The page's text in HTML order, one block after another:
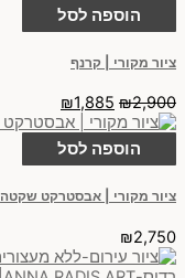
הוספה לסל
ציור מקורי | קרנף
₪2,900
₪1,885
הוספה לסל
ציור מקורי | אבסטרקט שקטה
₪2,750